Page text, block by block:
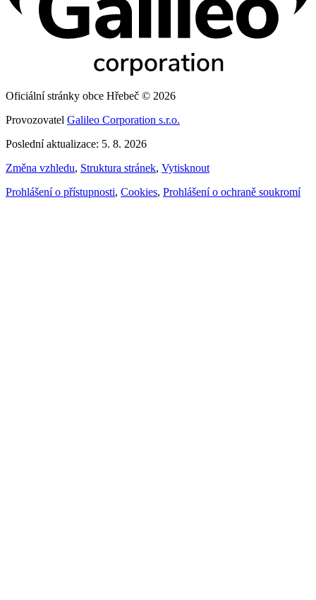
Oficiální stránky obce Hřebeč © 2026
Provozovatel Galileo Corporation s.r.o.
Poslední aktualizace: 5. 8. 2026
Změna vzhledu, Struktura stránek, Vytisknout
Prohlášení o přístupnosti, Cookies, Prohlášení o ochraně soukromí